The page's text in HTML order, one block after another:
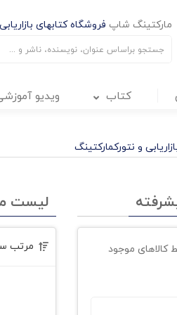
مارکتینگ شاپ فروشگاه کتابهای بازاریابی
کتاب ویدیو
و نتورکمارکتینگ
کالاهای موجود
لیست
مرتب